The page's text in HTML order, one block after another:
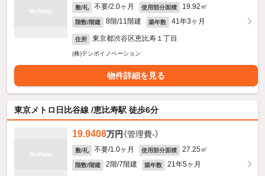
敷/礼 不要/2.0ヶ月 使用部分面積 19.92㎡
階数/階建 8階/11階建 築年数 41年3ヶ月
住所 東京都渋谷区恵比寿１丁目
(株)テンポイノベーション
物件詳細を見る
東京メトロ日比谷線 /恵比寿駅 徒歩6分
19.9408万円 （管理費-）
敷/礼 不要/1.0ヶ月 使用部分面積 27.25㎡
階数/階建 2階/7階建 築年数 21年5ヶ月